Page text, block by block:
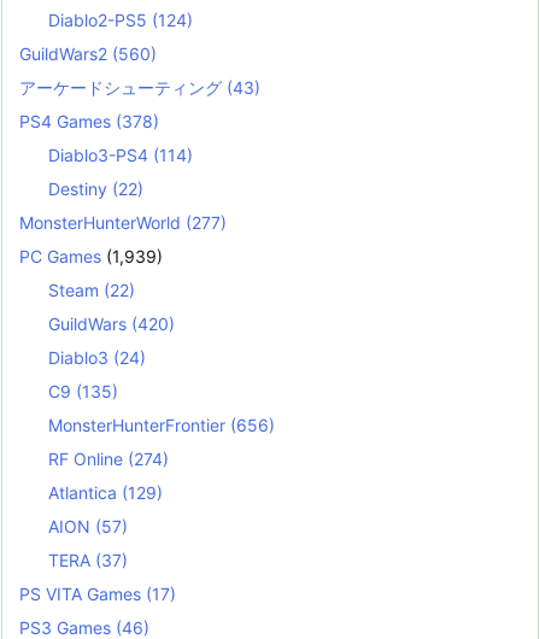
Diablo2-PS5 (124)
GuildWars2 (560)
アーケードシューティング (43)
PS4 Games (378)
Diablo3-PS4 (114)
Destiny (22)
MonsterHunterWorld (277)
PC Games (1,939)
Steam (22)
GuildWars (420)
Diablo3 (24)
C9 (135)
MonsterHunterFrontier (656)
RF Online (274)
Atlantica (129)
AION (57)
TERA (37)
PS VITA Games (17)
PS3 Games (46)